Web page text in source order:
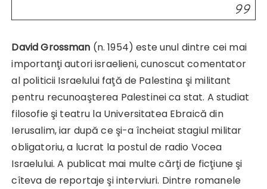
David Grossman (n. 1954) este unul dintre cei mai
importanţi autori israelieni, cunoscut comentator
al politicii Israelului faţă de Palestina şi militant
pentru recunoaşterea Palestinei ca stat. A studiat
filosofie şi teatru la Universitatea Ebraică din
Ierusalim, iar după ce şi-a încheiat stagiul militar
obligatoriu, a lucrat la postul de radio Vocea
Israelului. A publicat mai multe cărţi de ficţiune şi
cîteva de reportaje şi interviuri. Dintre romanele